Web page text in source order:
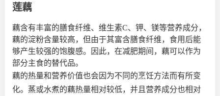
莲藕
藕含有丰富的膳食纤维、维生素C、钾、镁等营养成分，
藕的淀粉含量较高，但由于其富含膳食纤维，食用后能
够产生较强的饱腹感。因此，在减肥期间，藕可以作为
部分主食的替代品。
藕的热量和营养价值也会因为不同的烹饪方法而有所变
化。蒸或水煮的藕热量相对较低，并且营养成分也相对